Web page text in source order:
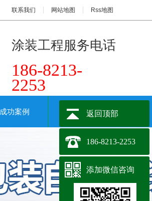
联系我们 网站地图 Rss地图
涂装工程服务电话
186-8213-
2253
成功案例 关键词搜索返回顶部
186-8213-2253
添加微信咨询